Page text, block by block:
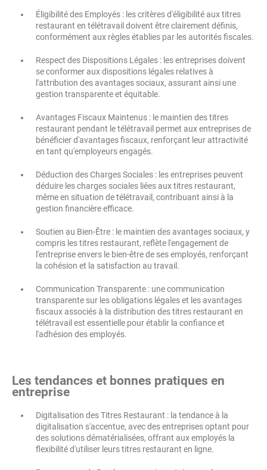
Éligibilité des Employés : les critères d'éligibilité aux titres
restaurant en télétravail doivent être clairement définis,
conformément aux règles établies par les autorités fiscales.
Respect des Dispositions Légales : les entreprises doivent
se conformer aux dispositions légales relatives à
l'attribution des avantages sociaux, assurant ainsi une
gestion transparente et équitable.
Avantages Fiscaux Maintenus : le maintien des titres
restaurant pendant le télétravail permet aux entreprises de
bénéficier d'avantages fiscaux, renforçant leur attractivité
en tant qu'employeurs engagés.
Déduction des Charges Sociales : les entreprises peuvent
déduire les charges sociales liées aux titres restaurant,
même en situation de télétravail, contribuant ainsi à la
gestion financière efficace.
Soutien au Bien-Être : le maintien des avantages sociaux, y
compris les titres restaurant, reflète l'engagement de
l'entreprise envers le bien-être de ses employés, renforçant
la cohésion et la satisfaction au travail.
Communication Transparente : une communication
transparente sur les obligations légales et les avantages
fiscaux associés à la distribution des titres restaurant en
télétravail est essentielle pour établir la confiance et
l'adhésion des employés.
Les tendances et bonnes pratiques en
entreprise
Digitalisation des Titres Restaurant : la tendance à la
digitalisation s'accentue, avec des entreprises optant pour
des solutions dématérialisées, offrant aux employés la
flexibilité d'utiliser leurs titres restaurant en ligne.